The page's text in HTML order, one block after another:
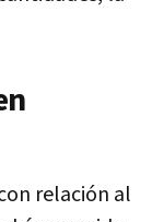
relación al